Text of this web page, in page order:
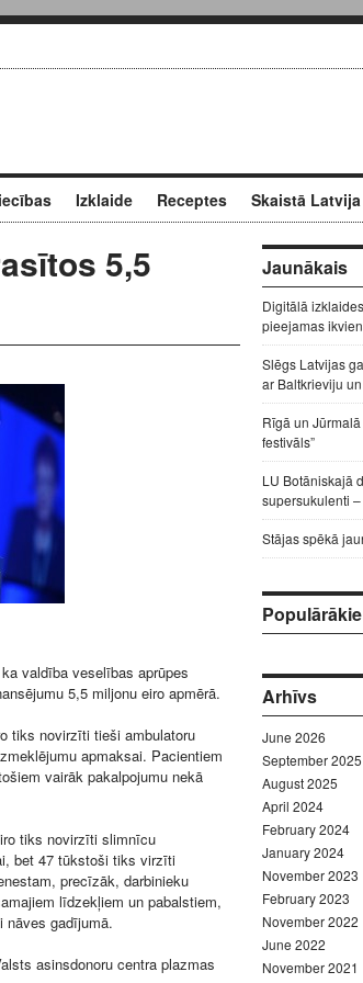
Izklaide Receptes Skaistā Latvija
5,5
valdība veselības aprūpes
5,5 miljonu eiro apmērā.
tiks novirzīti tieši ambulatoru
apmaksai. Pacientiem
vairāk pakalpojumu nekā
tiks novirzīti slimnīcu
bet 47 tūkstoši tiks virzīti
precīzāk, darbinieku
līdzekļiem un pabalstiem,
nāves gadījumā.
asinsdonoru centra plazmas
Jaunākais
Digitālā
pieejamas
Slēgs Latvijas
ar Baltkrieviju
Rīgā un
festivāls”
LU Botāniskajā
supersukulenti
Stājas spēkā
Arhīvs
June 2026
September 2025
August 2025
April 2024
February 2024
January 2024
November 2023
February 2023
November 2022
June 2022
November 2021